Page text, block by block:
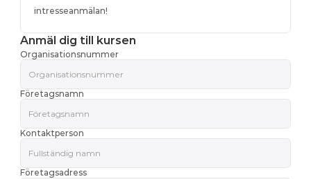
Anmäl dig till kursen
Organisationsnummer
Företagsnamn
Kontaktperson
Företagsadress
intresseanmälan!